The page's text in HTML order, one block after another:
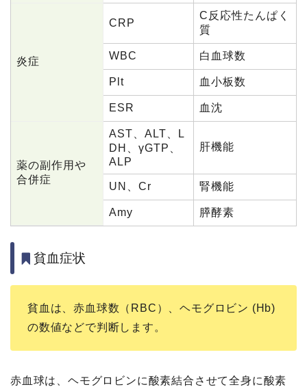
炎症
CRP
C反応性たんぱく
質
WBC 白血球数
Plt 血小板数
ESR 血沈
薬の副作用や
合併症
AST、ALT、L
DH、γGTP、
ALP
肝機能
UN、Cr 腎機能
Amy 膵酵素
貧血症状
貧血は、赤血球数（RBC）、ヘモグロビン (Hb)
の数値などで判断します。
赤血球は、ヘモグロビンに酸素結合させて全身に酸素